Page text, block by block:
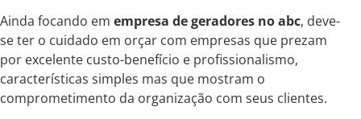
Ainda focando em empresa de geradores no abc, deve-
se ter o cuidado em orçar com empresas que prezam
por excelente custo-benefício e profissionalismo,
características simples mas que mostram o
comprometimento da organização com seus clientes.